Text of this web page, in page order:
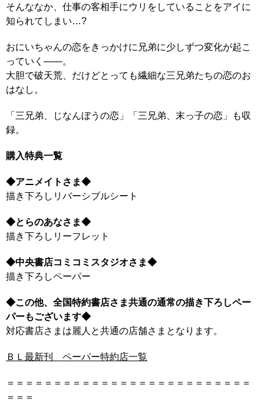
そんななか、仕事の客相手にウリをしていることをアイに
知られてしまい…?
おにいちゃんの恋をきっかけに兄弟に少しずつ変化が起こ
っていく――。
大胆で破天荒、だけどとっても繊細な三兄弟たちの恋のお
はなし。
「三兄弟、じなんぼうの恋」「三兄弟、末っ子の恋」も収
録。
購入特典一覧
◆アニメイトさま◆
描き下ろしリバーシブルシート
◆とらのあなさま◆
描き下ろしリーフレット
◆中央書店コミコミスタジオさま◆
描き下ろしペーパー
◆この他、全国特約書店さま共通の通常の描き下ろしペー
パーもございます◆
対応書店さまは麗人と共通の店舗さまとなります。
ＢＬ最新刊 ペーパー特約店一覧
＝＝＝＝＝＝＝＝＝＝＝＝＝＝＝＝＝＝＝＝＝＝＝＝＝＝
＝＝＝